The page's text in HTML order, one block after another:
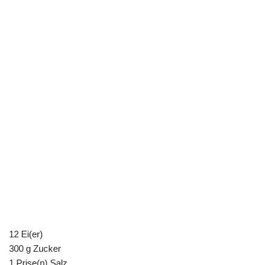
12 Ei(er)
300 g Zucker
1 Prise(n) Salz